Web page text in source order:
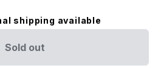
shipping available
Sold out